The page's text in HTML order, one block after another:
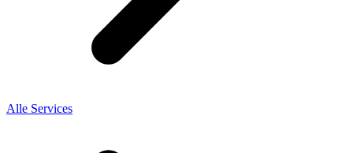
Alle Services